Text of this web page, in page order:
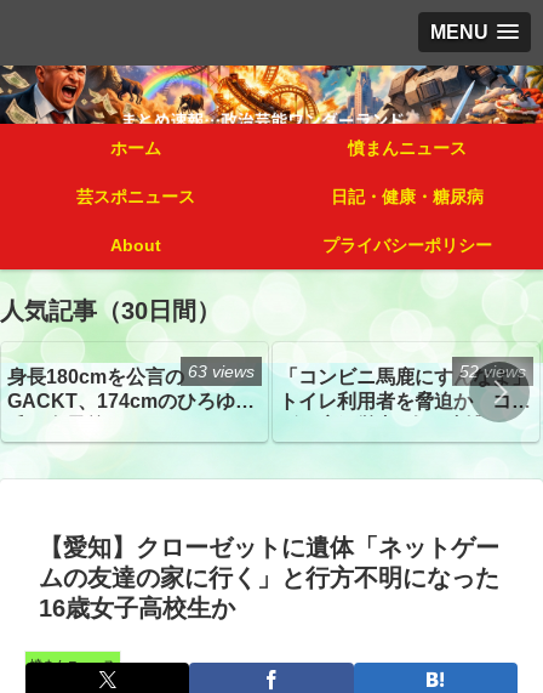
MENU
ホーム 憤まんニュース
芸スポニュース 日記・健康・糖尿病
About プライバシーポリシー
人気記事（30日間）
身長180cmを公言の
GACKT、174cmのひろゆき
トざわつき イベントでの写
真が話題
63 views
「コンビニ馬鹿にすんなよ」
トイレ利用者を脅迫か コン
52 views
【愛知】クローゼットに遺体「ネットゲー
ムの友達の家に行く」と行方不明になった
16歳女子高校生か
憤まんニュース